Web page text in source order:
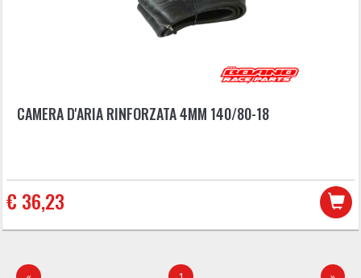
CAMERA D'ARIA RINFORZATA 4MM 140/80-18
€ 36,23